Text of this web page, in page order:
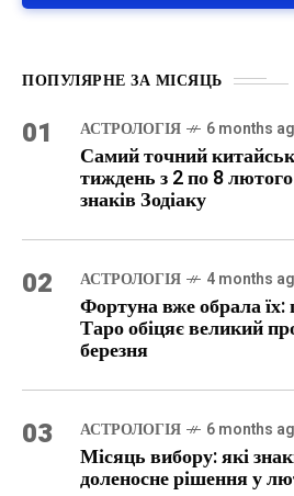
ПОПУЛЯРНЕ ЗА МІСЯЦЬ
01 АСТРОЛОГІЯ 6 months
Самий точний
тиждень з 2 по 8
знаків Зодіаку
02 АСТРОЛОГІЯ 4 months
Фортуна вже обрала їх:
Таро обіцяє великий
березня
03 АСТРОЛОГІЯ 6 months
Місяць вибору: які
доленосне рішення у